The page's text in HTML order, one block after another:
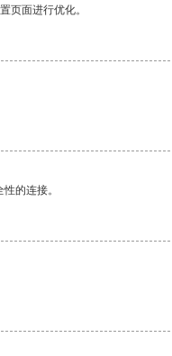
页面进行优化。
的连接。